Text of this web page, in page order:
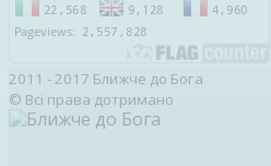
2011 - 2017 Ближче до Бога
© Всі права дотримано